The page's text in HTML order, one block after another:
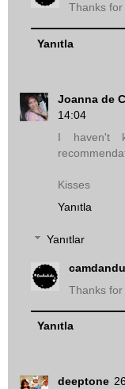
Thanks
Yanıtla
Joanna de
14:04
I haven't
Kisses
Yanıtla
Yanıtlar
Thanks
Yanıtla
deeptone